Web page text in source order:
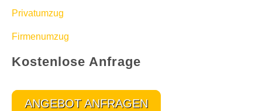
Privatumzug
Firmenumzug
Kostenlose Anfrage
ANGEBOT ANFRAGEN